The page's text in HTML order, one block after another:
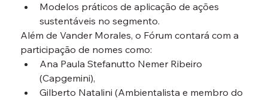
Modelos práticos de aplicação de ações
sustentáveis no segmento.
Além de Vander Morales, o Fórum contará com a
participação de nomes como:
Ana Paula Stefanutto Nemer Ribeiro
(Capgemini),
Gilberto Natalini (Ambientalista e membro do